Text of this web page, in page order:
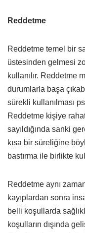
Reddetme
Reddetme temel bir
üstesinden gelmesi
kullanılır. Reddetme
durumlarla başa
sürekli kullanılması
Reddetme kişiye
sayıldığında sanki
kısa bir süreliğine
bastırma ile birlikte
Reddetme aynı
kayıplardan sonra
belli koşullarda
koşulların dışında